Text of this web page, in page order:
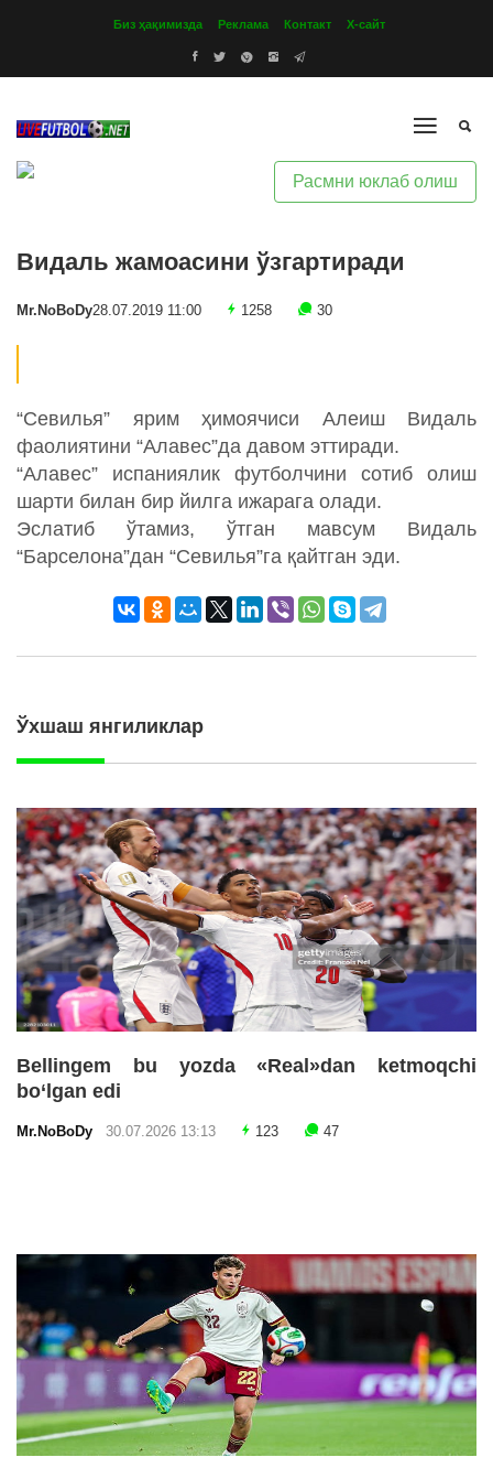
Биз ҳақимизда Реклама Контакт Х-сайт
Расмни юклаб олиш
Видаль жамоасини ўзгартиради
Mr.NoBoDy28.07.2019 11:00 1258 30
“Севилья” ярим ҳимоячиси Алеиш Видаль
фаолиятини “Алавес”да давом эттиради.
“Алавес” испаниялик футболчини сотиб олиш
шарти билан бир йилга ижарага олади.
Эслатиб ўтамиз, ўтган мавсум Видаль
“Барселона”дан “Севилья”га қайтган эди.
Ўхшаш янгиликлар
Bellingem bu yozda «Real»dan ketmoqchi
bo‘lgan edi
Mr.NoBoDy 30.07.2026 13:13 123 47